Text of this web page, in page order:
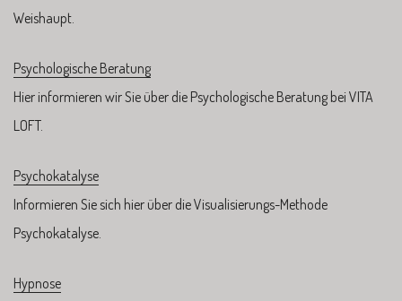
Weishaupt.
Psychologische Beratung
Hier informieren wir Sie über die Psychologische Beratung bei VITA
LOFT.
Psychokatalyse
Informieren Sie sich hier über die Visualisierungs-Methode
Psychokatalyse.
Hypnose